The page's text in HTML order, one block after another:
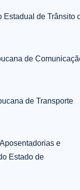
Estadual de Trânsito
de
de Transporte
e
Estado de